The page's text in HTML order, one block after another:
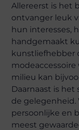
Allereerst is het
ontvanger leuk
hun interesses,
handgemaakt
kunstliefhebber
milieu kan
Daarnaast is
de gelegenheid.
persoonlijke en
meest